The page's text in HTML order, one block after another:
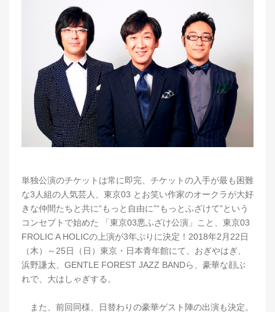
単独公演のチケットは常に即完、チケットの入手が最も困難
な3人組の人気芸人、東京03 とお笑い作家のオークラが大好
きな仲間たちと共に“もっと自由に”“もっとふざけて”という
コンセプトで始めた 「東京03悪ふざけ公演」こと、東京03
FROLIC A HOLICの上演が3年ぶりに決定！2018年2月22日
（木）～25日（日）東京・日本青年館にて、おぎやはぎ、
浜野謙太、GENTLE FOREST JAZZ BANDら、豪華な顔ぶ
れで、大はしゃぎする。
また、前回同様、日替わりの豪華ゲスト陣の出演も決定。